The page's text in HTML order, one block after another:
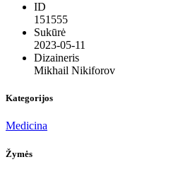
ID
151555
Sukūrė
2023-05-11
Dizaineris
Mikhail Nikiforov
Kategorijos
Medicina
Žymės